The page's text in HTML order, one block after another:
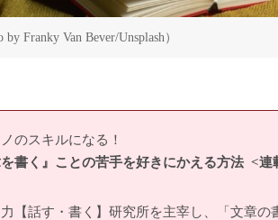
by Franky Van Bever/Unsplash）
のスキルになる！
を書く』ことの苦手を好きにかえる方法 <連
【話す・書く】研究所を主宰し、「文章の